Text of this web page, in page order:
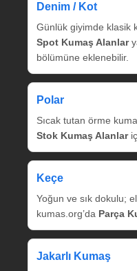
Denim / Kot
Günlük giyimde klasik
Spot Kumaş Alanlar
bölümüne eklenebilir.
Polar
Sıcak tutan örme
Stok Kumaş Alanlar
Keçe
Yoğun ve sık dokulu;
kumas.org’da Parça
Jakarlı Kumaş